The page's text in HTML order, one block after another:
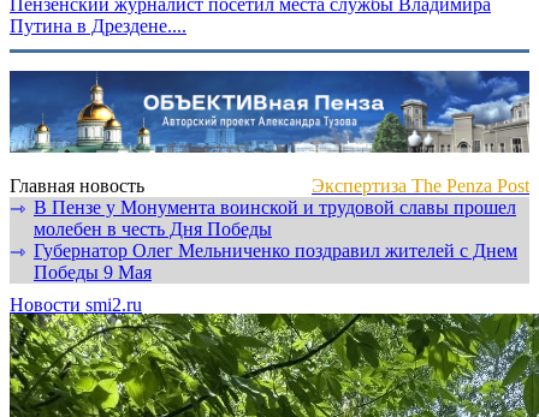
Пензенский журналист посетил места службы Владимира
Путина в Дрездене....
Главная новость
Экспертиза The Penza Post
⇾ В Пензе у Монумента воинской и трудовой славы прошел
молебен в честь Дня Победы
⇾ Губернатор Олег Мельниченко поздравил жителей с Днем
Победы 9 Мая
Новости smi2.ru